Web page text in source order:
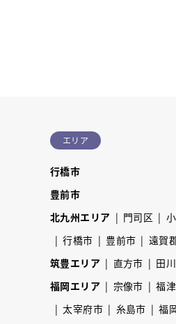
エリア
行橋市
豊前市
北九州エリア
門司区
行橋市
豊前市 遠賀
筑豊エリア
直方市 田
福岡エリア
宗像市 福
太宰府市
糸島市 福